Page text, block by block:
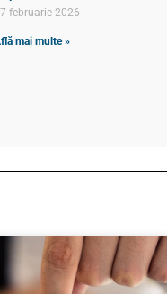
februarie 2026
mai multe »